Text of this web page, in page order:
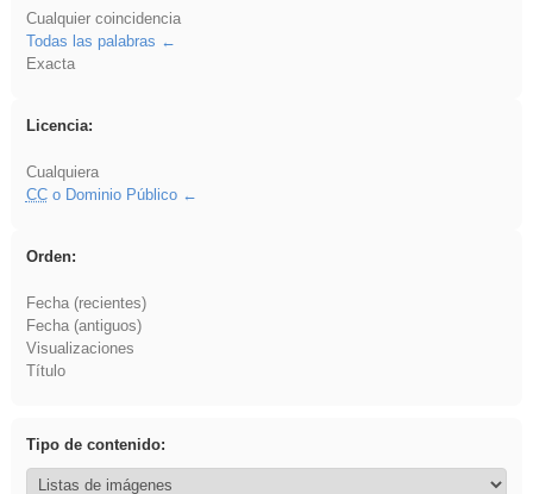
Cualquier coincidencia
Todas las palabras
Exacta
Licencia:
Cualquiera
CCo Dominio Público
Orden:
Fecha (recientes)
Fecha (antiguos)
Visualizaciones
Título
Tipo de contenido: